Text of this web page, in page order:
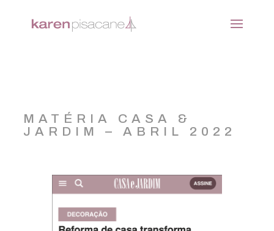
MATÉRIA CASA &
JARDIM – ABRIL 2022